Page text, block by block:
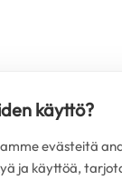
käyttö?
evästeitä
ja käyttöä,